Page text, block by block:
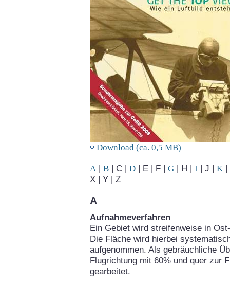
Download (ca. 0,5 MB)
A | B | C | D | E | F | G | H | I | J | K |
X | Y | Z
A
Aufnahmeverfahren
Ein Gebiet wird streifenweise in
Die Fläche wird hierbei
aufgenommen. Als gebräuchliche
Flugrichtung mit 60% und quer zur
gearbeitet.